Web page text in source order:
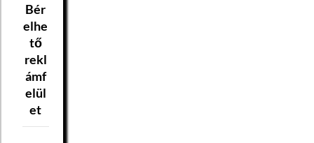
Bér
elhe
tő
rekl
ámf
elül
et